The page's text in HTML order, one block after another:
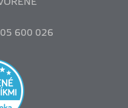
600 026